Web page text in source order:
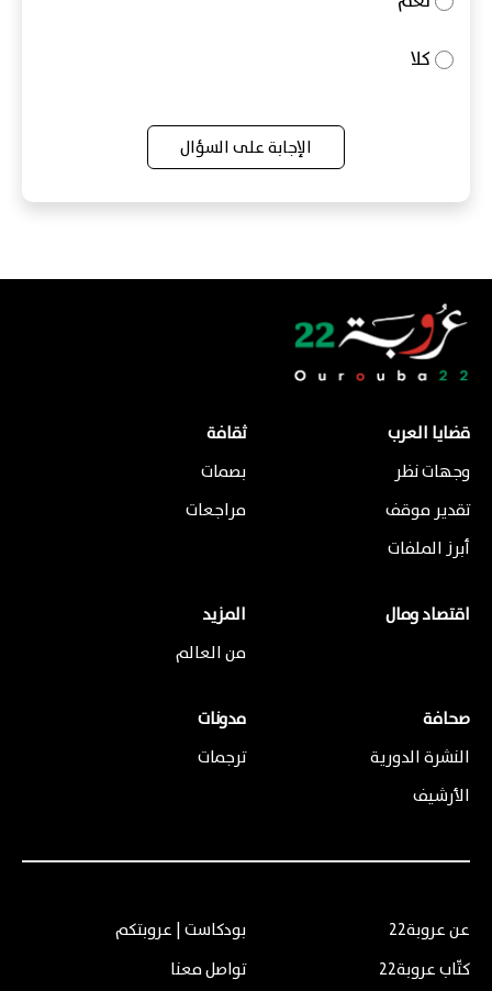
كلا
الإجابة على السؤال
قضايا العرب
وجهات نظر
تقدير موقف
أبرز الملفات
ثقافة
بصمات
مراجعات
اقتصاد ومال
المزيد
من العالم
صحافة
النشرة الدورية
الأرشيف
مدونات
ترجمات
عن عروبة22
كتّاب عروبة22
بودكاست | عروبتكم
تواصل معنا